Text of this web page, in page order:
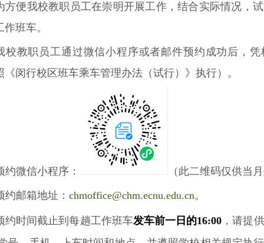
方便我校教职员工在崇明开展工作，结合实际情况，
班车。
校教职员工通过微信小程序或者邮件预约成功后，
《闵行校区班车乘车管理办法（试行）》执行）。
约微信小程序： （此二维码仅供当
约邮箱地址： chmoffice@chm.ecnu.edu.cn。
约时间截止到每趟工作班车发车前一日的16:00 ，请提